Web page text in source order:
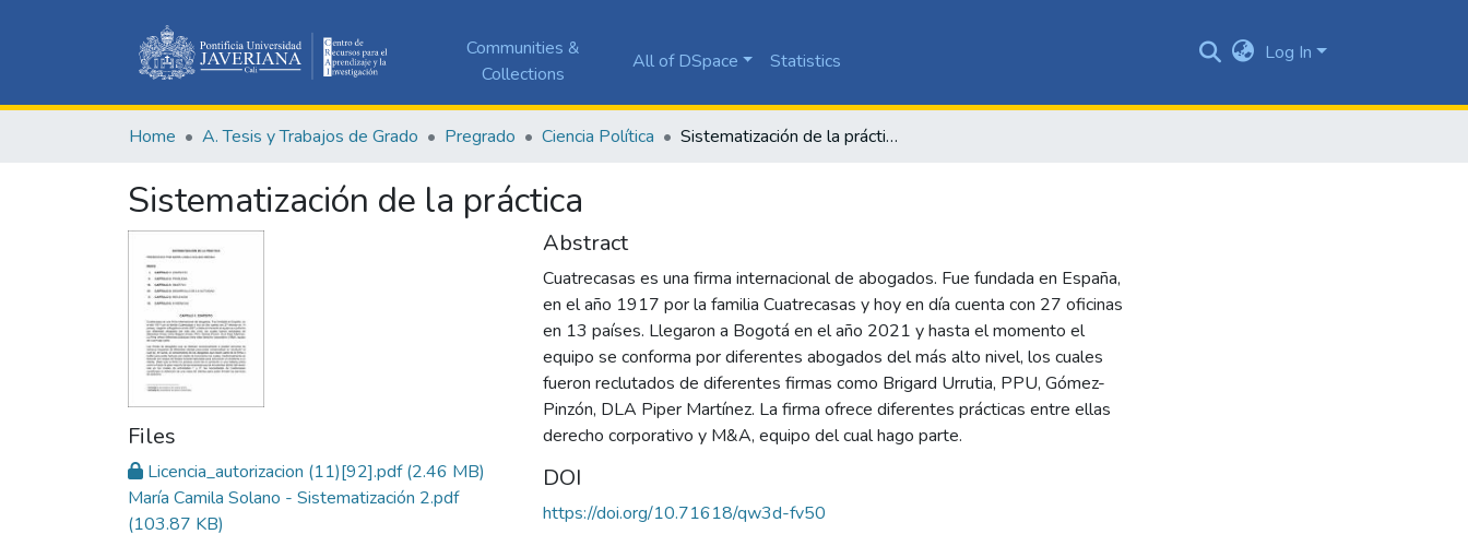
Communities &
Collections
All of DSpace Statistics Log In
Home A. Tesis y Trabajos de Grado Pregrado Ciencia Política Sistematización de la práctica
Sistematización de la práctica
Files
Licencia_autorizacion (11)[92].pdf(2.46 MB)
María Camila Solano - Sistematización 2.pdf
(103.87 KB)
Abstract
Cuatrecasas es una firma internacional de abogados. Fue fundada en España,
en el año 1917 por la familia Cuatrecasas y hoy en día cuenta con 27 oficinas
en 13 países. Llegaron a Bogotá en el año 2021 y hasta el momento el
equipo se conforma por diferentes abogados del más alto nivel, los cuales
fueron reclutados de diferentes firmas como Brigard Urrutia, PPU, Gómez-
Pinzón, DLA Piper Martínez. La firma ofrece diferentes prácticas entre ellas
derecho corporativo y M&A, equipo del cual hago parte.
DOI
https://doi.org/10.71618/qw3d-fv50